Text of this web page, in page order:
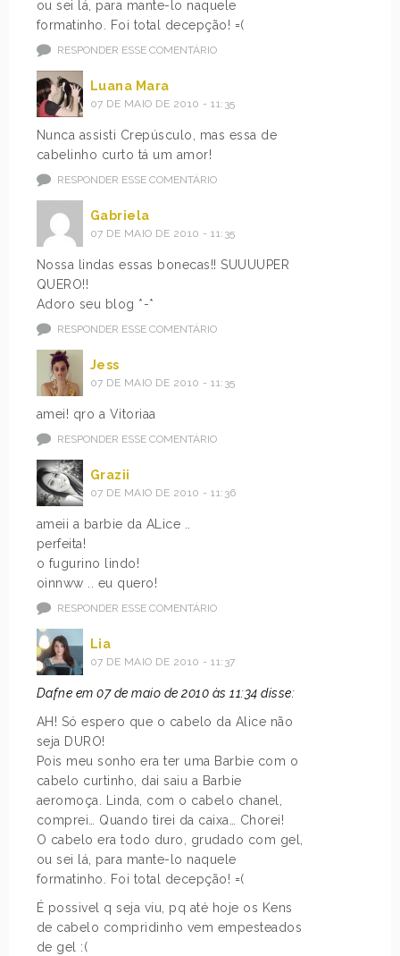
ou sei lá, para mante-lo naquele
formatinho. Foi total decepção! =(
RESPONDER ESSE COMENTÁRIO
Luana Mara
07 DE MAIO DE 2010 - 11:35
Nunca assisti Crepúsculo, mas essa de
cabelinho curto tá um amor!
RESPONDER ESSE COMENTÁRIO
Gabriela
07 DE MAIO DE 2010 - 11:35
Nossa lindas essas bonecas!! SUUUUPER
QUERO!!
Adoro seu blog *-*
RESPONDER ESSE COMENTÁRIO
Jess
07 DE MAIO DE 2010 - 11:35
amei! qro a Vitoriaa
RESPONDER ESSE COMENTÁRIO
Grazii
07 DE MAIO DE 2010 - 11:36
ameii a barbie da ALice ..
perfeita!
o fugurino lindo!
oinnww .. eu quero!
RESPONDER ESSE COMENTÁRIO
Lia
07 DE MAIO DE 2010 - 11:37
Dafne em 07 de maio de 2010 às 11:34 disse:
AH! Só espero que o cabelo da Alice não
seja DURO!
Pois meu sonho era ter uma Barbie com o
cabelo curtinho, dai saiu a Barbie
aeromoça. Linda, com o cabelo chanel,
comprei… Quando tirei da caixa… Chorei!
O cabelo era todo duro, grudado com gel,
ou sei lá, para mante-lo naquele
formatinho. Foi total decepção! =(
É possivel q seja viu, pq até hoje os Kens
de cabelo compridinho vem empesteados
de gel :(